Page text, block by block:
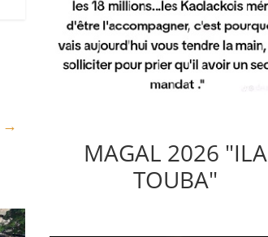
→
MAGAL 2026 "ILA
TOUBA"